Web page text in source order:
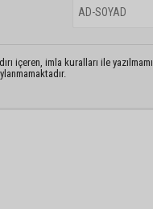
içeren, imla kuralları ile